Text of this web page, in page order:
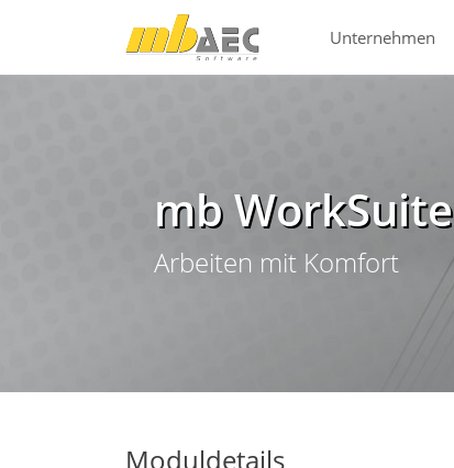
Direkt zur Hauptnavigation springen
Direkt zum Inhalt springen
Unternehmen
mb WorkSuite
Arbeiten mit Komfort
Moduldetails